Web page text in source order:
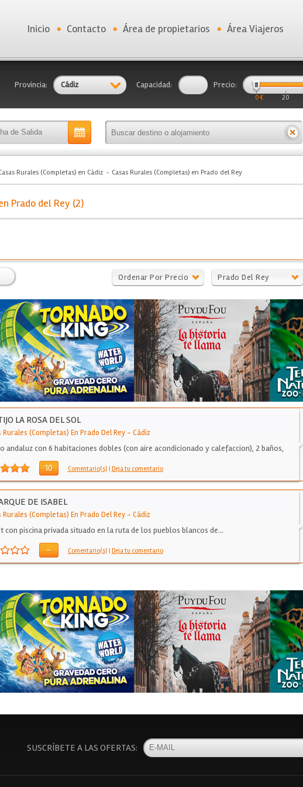
Inicio Contacto Área de propietarios Área Viajeros
Provincia: Cádiz Capacidad: Precio:
0 € 20
Rurales (Completas) en Cádiz Casas Rurales (Completas) en Prado del Rey
Prado del Rey (2)
Ordenar Por Precio Prado Del Rey
LA ROSA DEL SOL
Rurales (Completas) En Prado Del Rey- Cádiz
andaluz con 6 habitaciones dobles (con aire acondicionado y calefaccion), 2 baños,
10 Comentario(s) | Deja tu comentario
DE ISABEL
Rurales (Completas) En Prado Del Rey- Cádiz
con piscina privada situado en la ruta de los pueblos blancos de…
- Comentario(s) | Deja tu comentario
SUSCRÍBETE A LAS OFERTAS: